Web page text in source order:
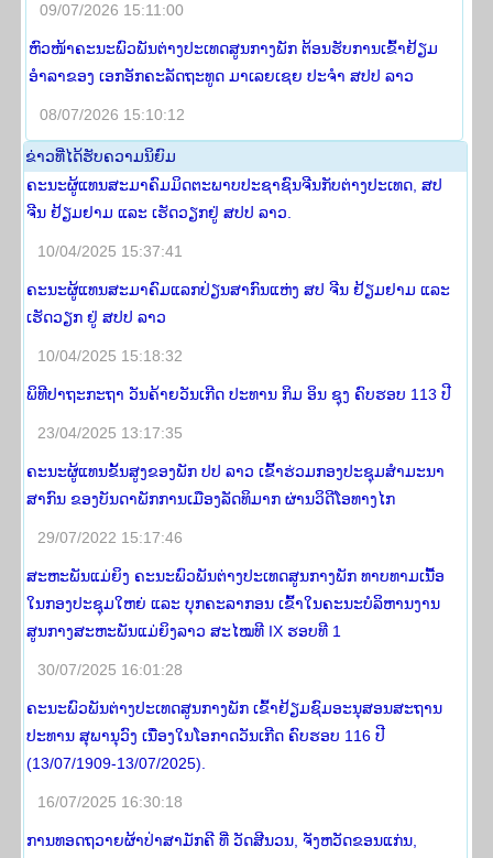
09/07/2026 15:11:00
ຫົວໜ້າຄະນະພົວພັນຕ່າງປະເທດສູນກາງພັກ ຕ້ອນຮັບການເຂົ້າຢ້ຽມ
ອຳລາຂອງ ເອກອັກຄະລັດຖະທູດ ມາເລຍເຊຍ ປະຈຳ ສປປ ລາວ
08/07/2026 15:10:12
​ຂ່າວ​ທີ່​ໄດ້​ຮັບ​ຄວາມ​ນິ​ຍົມ
ຄະນະຜູ້ແທນສະມາຄົມມິດຕະພາບປະຊາຊົນຈີນກັບຕ່າງປະເທດ, ສປ
ຈີນ ຢ້ຽມຢາມ ແລະ ເຮັດວຽກຢູ່ ສປປ ລາວ.
10/04/2025 15:37:41
ຄະນະຜູ້ແທນສະມາຄົມແລກປ່ຽນສາກົນແຫ່ງ ສປ ຈີນ ຢ້ຽມຢາມ ແລະ
ເຮັດວຽກ ຢູ່ ສປປ ລາວ
10/04/2025 15:18:32
ພິທີປາຖະກະຖາ ວັນຄ້າຍວັນເກີດ ປະທານ ກິມ ອິນ ຊຸງ ຄົບຮອບ 113 ປີ
23/04/2025 13:17:35
ຄະນະຜູ້ແທນຂັ້ນສູງຂອງພັກ ປປ ລາວ ເຂົ້າຮ່ວມກອງປະຊຸມສໍາມະນາ
ສາກົນ ຂອງບັນດາພັກການເມືອງລັດທິມາກ ຜ່ານວິດີໂອທາງໄກ
29/07/2022 15:17:46
ສະຫະພັນແມ່ຍິງ ຄະນະພົວພັນຕ່າງປະເທດສູນກາງພັກ ທາບທາມເນື້ອ
ໃນກອງປະຊຸມໃຫຍ່ ແລະ ບຸກຄະລາກອນ ເຂົ້າໃນຄະນະບໍລິຫານງານ
ສູນກາງສະຫະພັນແມ່ຍິງລາວ ສະໄໝທີ IX ຮອບທີ 1
30/07/2025 16:01:28
ຄະນະພົວພັນຕ່າງປະເທດສູນກາງພັກ ເຂົ້າຢ້ຽມຊົມອະນຸສອນສະຖານ
ປະທານ ສຸພານຸວົງ ເນື່ອງໃນໂອກາດວັນເກີດ ຄົບຮອບ 116 ປີ
(13/07/1909-13/07/2025).
16/07/2025 16:30:18
ການທອດຖວາຍຜ້າປ່າສາມັກຄີ ທີ່ ວັດສີນວນ, ຈັງຫວັດຂອນແກ່ນ,